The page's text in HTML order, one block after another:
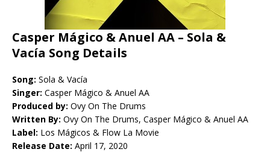
Casper Mágico & Anuel AA – Sola &
Vacía Song Details
Song: Sola & Vacía
Singer: Casper Mágico & Anuel AA
Produced by: Ovy On The Drums
Written By: Ovy On The Drums, Casper Mágico & Anuel AA
Label: Los Mágicos & Flow La Movie
Release Date: April 17, 2020